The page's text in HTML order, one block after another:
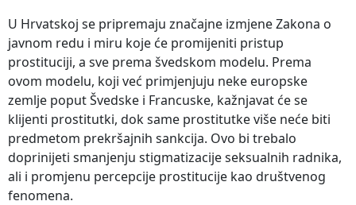
U Hrvatskoj se pripremaju značajne izmjene Zakona o
javnom redu i miru koje će promijeniti pristup
prostituciji, a sve prema švedskom modelu. Prema
ovom modelu, koji već primjenjuju neke europske
zemlje poput Švedske i Francuske, kažnjavat će se
klijenti prostitutki, dok same prostitutke više neće biti
predmetom prekršajnih sankcija. Ovo bi trebalo
doprinijeti smanjenju stigmatizacije seksualnih radnika,
ali i promjenu percepcije prostitucije kao društvenog
fenomena.